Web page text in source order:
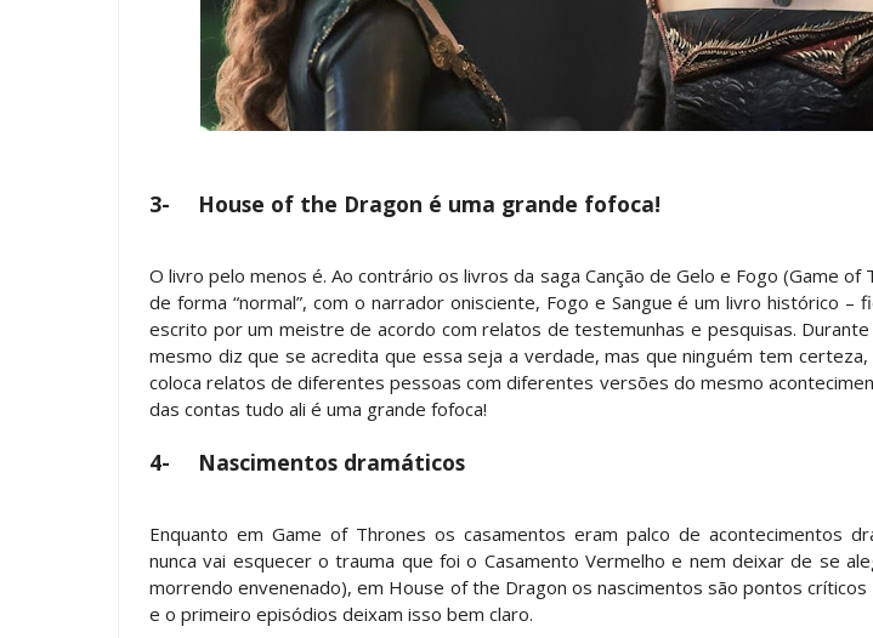
3- House of the Dragon é uma grande fofoca!
O livro pelo menos é. Ao contrário os livros da saga Canção de Gelo e Fogo (Game of
de forma “normal”, com o narrador onisciente, Fogo e Sangue é um livro histórico –
escrito por um meistre de acordo com relatos de testemunhas e pesquisas.
mesmo diz que se acredita que essa seja a verdade, mas que ninguém tem
coloca relatos de diferentes pessoas com diferentes versões do mesmo
das contas tudo ali é uma grande fofoca!
4- Nascimentos dramáticos
Enquanto em Game of Thrones os casamentos eram palco de acontecimentos
nunca vai esquecer o trauma que foi o Casamento Vermelho e nem deixar de se
morrendo envenenado), em House of the Dragon os nascimentos são pontos críticos
e o primeiro episódios deixam isso bem claro.